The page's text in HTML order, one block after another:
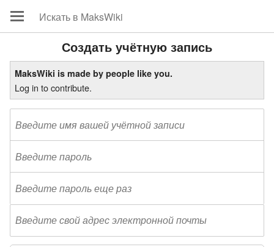
Создать учётную запись
MaksWiki is made by people like you.
Log in to contribute.